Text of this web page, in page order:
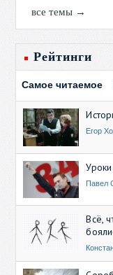
все темы →
Рейтинги
Самое читаемое
Егор
Павел
Всё,